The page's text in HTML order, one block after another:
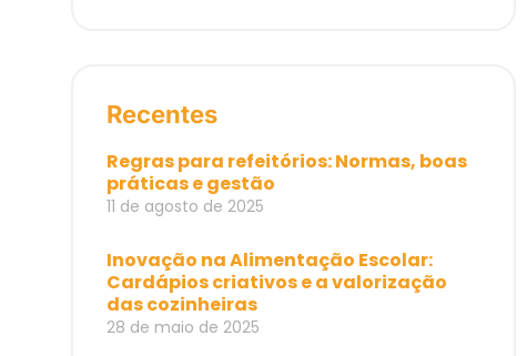
Recentes
Regras para refeitórios: Normas, boas
práticas e gestão
11 de agosto de 2025
Inovação na Alimentação Escolar:
Cardápios criativos e a valorização
das cozinheiras
28 de maio de 2025